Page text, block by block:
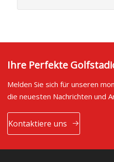
Ihre Perfekte
Melden Sie sich für unseren
die neuesten Nachrichten und
Kontaktiere uns